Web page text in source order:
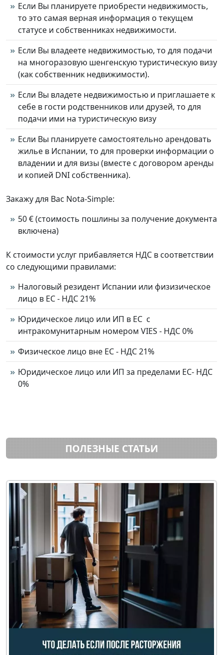
Если Вы планируете приобрести недвижимость,
то это самая верная информация о текущем
статусе и собственниках недвижимости.
Если Вы владеете недвижимостью, то для подачи
на многоразовую шенгенскую туристическую визу
(как собственник недвижимости).
Если Вы владете недвижимостью и приглашаете к
себе в гости родственников или друзей, то для
подачи ими на туристическую визу
Если Вы планируете самостоятельно арендовать
жилье в Испании, то для проверки информации о
владении и для визы (вместе с договором аренды
и копией DNI собственника).
Закажу для Вас Nota-Simple:
50 € (стоимость пошлины за получение документа
включена)
К стоимости услуг прибавляется НДС в соответствии
со следующими правилами:
Налоговый резидент Испании или физизическое
лицо в ЕС - НДС 21%
Юридическое лицо или ИП в ЕС с
интракомунитарным номером VIES - НДС 0%
Физическое лицо вне ЕС - НДС 21%
Юридическое лицо или ИП за пределами ЕС- НДС
0%
ПОЛЕЗНЫЕ СТАТЬИ